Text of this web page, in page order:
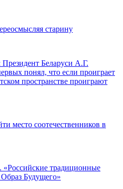
старину
Беларуси А.Г.
понял, что если проиграет
пространстве проиграют
место соотечественников в
традиционные
Будущего»